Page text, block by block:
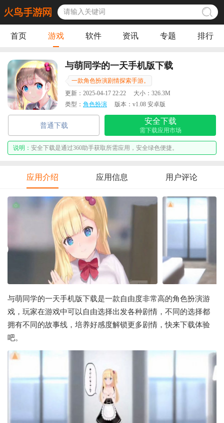
首页 游戏 软件 资讯 专题 排行
与萌同学的一天手机版下载
(OshikakeShoujo)
一款角色扮演剧情探索手游。
更新： 2025-04-17 22:22 大小： 326.3M
类型： 角色扮演 版本： v1.08 安卓版
普通下载
安全下载
需下载应用市场
说明： 安全下载是通过360助手获取所需应用，安全绿色便捷。
应用介绍 应用信息 用户评论
与萌同学的一天手机版下载是一款自由度非常高的角色扮演游
戏，玩家在游戏中可以自由选择出发各种剧情，不同的选择都
拥有不同的故事线，培养好感度解锁更多剧情，快来下载体验
吧。